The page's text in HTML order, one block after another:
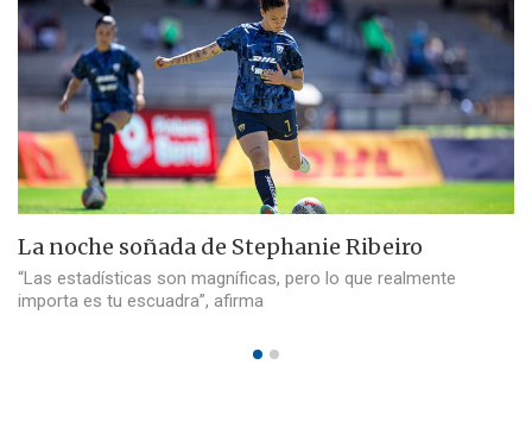
La noche soñada de Stephanie Ribeiro
“Las estadísticas son magníficas, pero lo que realmente
importa es tu escuadra”, afirma